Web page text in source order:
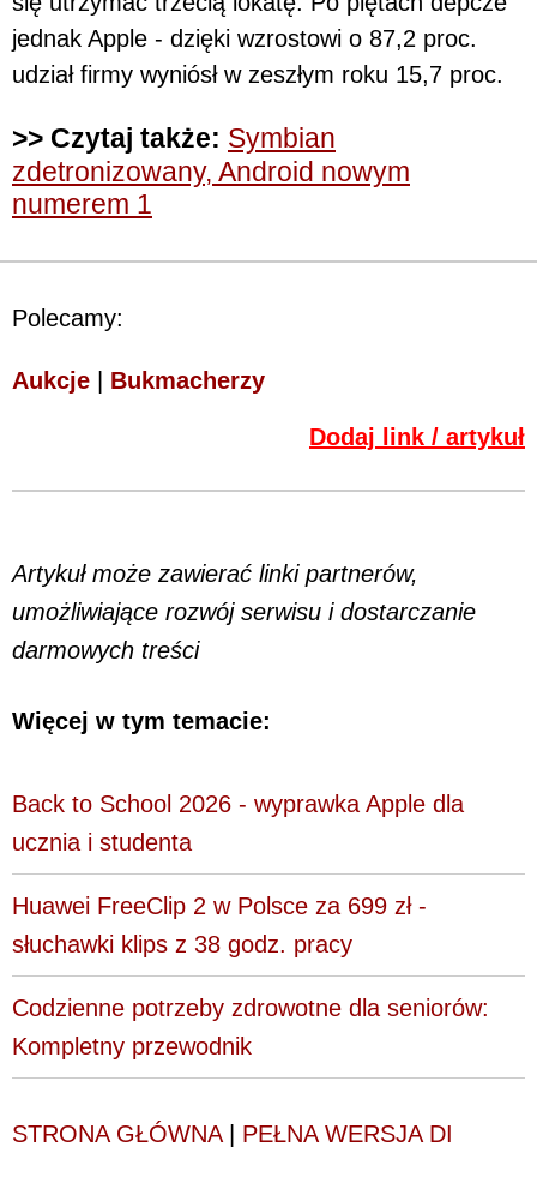
jednak Apple - dzięki wzrostowi o 87,2 proc.
udział firmy wyniósł w zeszłym roku 15,7 proc.
>> Czytaj także: Symbian
zdetronizowany, Android nowym
numerem 1
Polecamy:
Aukcje Bukmacherzy
Dodaj link / artykuł
Artykuł może zawierać linki partnerów,
umożliwiające rozwój serwisu i dostarczanie
darmowych treści
Więcej w tym temacie:
Back to School 2026 - wyprawka Apple dla
ucznia i studenta
Huawei FreeClip 2 w Polsce za 699 zł -
słuchawki klips z 38 godz. pracy
Codzienne potrzeby zdrowotne dla seniorów:
Kompletny przewodnik
STRONA GŁÓWNA| PEŁNA WERSJA DI